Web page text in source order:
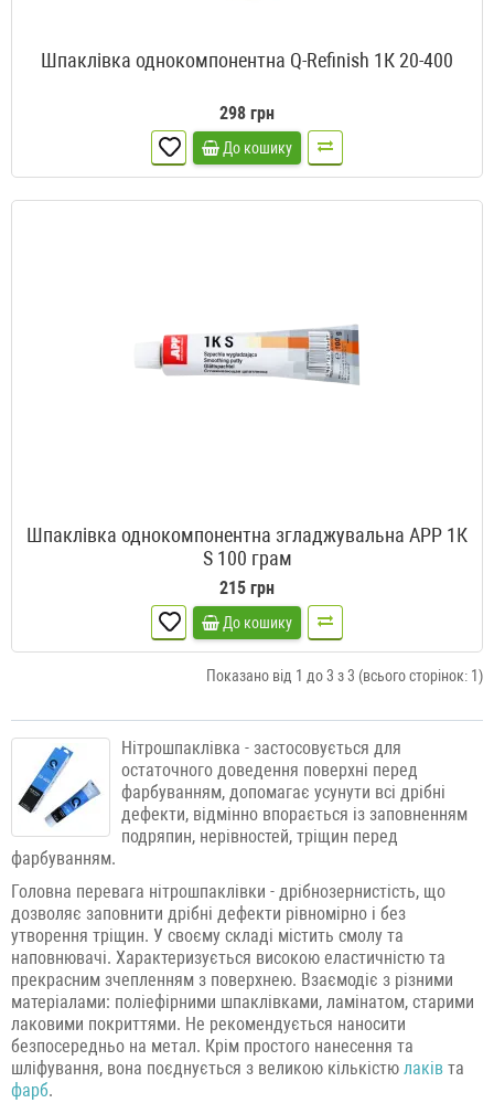
Шпаклівка однокомпонентна Q-Refinish 1К 20-400
298 грн
До кошику
Шпаклівка однокомпонентна згладжувальна APP 1К
S 100 грам
215 грн
До кошику
Показано від 1 до 3 з 3 (всього сторінок: 1)
Нітрошпаклівка - застосовується для
остаточного доведення поверхні перед
фарбуванням, допомагає усунути всі дрібні
дефекти, відмінно впорається із заповненням
подряпин, нерівностей, тріщин перед
фарбуванням.
Головна перевага нітрошпаклівки - дрібнозернистість, що
дозволяє заповнити дрібні дефекти рівномірно і без
утворення тріщин. У своєму складі містить смолу та
наповнювачі. Характеризується високою еластичністю та
прекрасним зчепленням з поверхнею. Взаємодіє з різними
матеріалами: поліефірними шпаклівками, ламінатом, старими
лаковими покриттями. Не рекомендується наносити
безпосередньо на метал. Крім простого нанесення та
шліфування, вона поєднується з великою кількістю лаків та
фарб.